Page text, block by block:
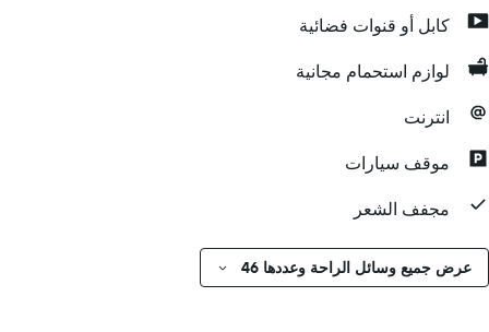
كابل أو قنوات فضائية
لوازم استحمام مجانية
انترنت
موقف سيارات
مجفف الشعر
عرض جميع وسائل الراحة وعددها 46